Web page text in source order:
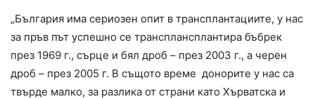
„България има сериозен опит в трансплантациите, у нас
за пръв път успешно се трансплансплантира бъбрек
през 1969 г., сърце и бял дроб – през 2003 г., а черен
дроб – през 2005 г. В същото време донорите у нас са
твърде малко, за разлика от страни като Хърватска и